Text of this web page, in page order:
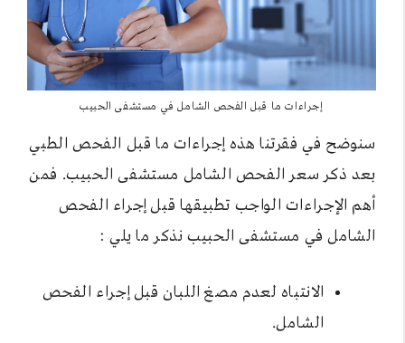
إجراءات ما قبل الفحص الشامل في مستشفى الحبيب
سنوضح في فقرتنا هذه إجراءات ما قبل الفحص الطبي
بعد ذكر سعر الفحص الشامل مستشفى الحبيب. فمن
أهم الإجراءات الواجب تطبيقها قبل إجراء الفحص
الشامل في مستشفى الحبيب نذكر ما يلي :
الانتباه لعدم مصغ اللبان قبل إجراء الفحص
الشامل.